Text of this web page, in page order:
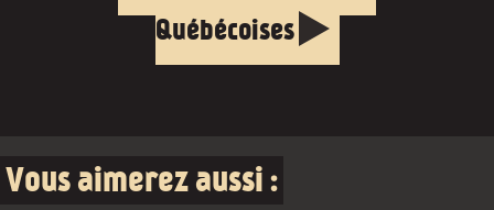
Québécoises
Vous aimerez aussi :